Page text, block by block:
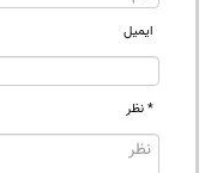
ایمیل
* نظر